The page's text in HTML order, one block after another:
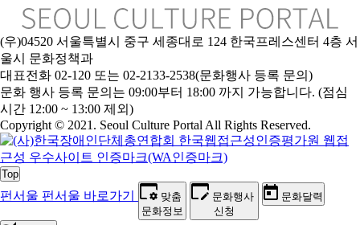
(우)04520 서울특별시 중구 세종대로 124 한국프레스센터 4층 서
울시 문화정책과
대표전화 02-120 또는 02-2133-2538(문화행사 등록 문의)
문화 행사 등록 문의는 09:00부터 18:00 까지 가능합니다. (점심
시간 12:00 ~ 13:00 제외)
Copyright © 2021. Seoul Culture Portal All Rights Reserved.
Top
펀서울 펀서울 바로가기
맞춤
문화정보
문화행사
신청
문화달력